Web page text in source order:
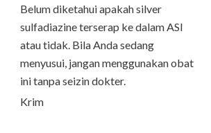
Belum diketahui apakah silver
sulfadiazine terserap ke dalam ASI
atau tidak. Bila Anda sedang
menyusui, jangan menggunakan obat
ini tanpa seizin dokter.
Krim